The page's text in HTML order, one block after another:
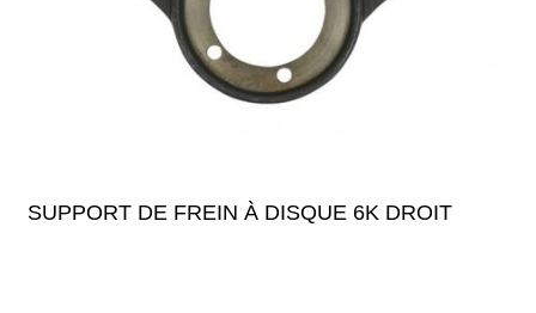
SUPPORT DE FREIN À DISQUE 6K DROIT